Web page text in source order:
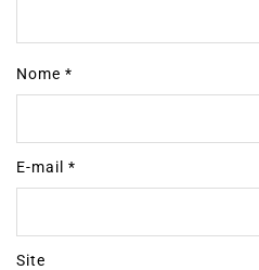
Nome *
E-mail *
Site